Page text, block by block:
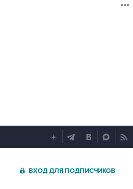
ВХОД ДЛЯ ПОДПИСЧИКОВ